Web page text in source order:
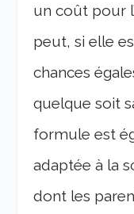
un coût pour
peut, si elle
chances
quelque soit
formule est
adaptée à la
dont les